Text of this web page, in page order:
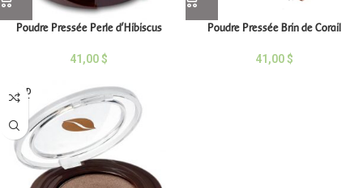
Poudre Pressée Perle d’Hibiscus
41,00$
Poudre Pressée Brin de Corail
41,00$
SOLD
OUT